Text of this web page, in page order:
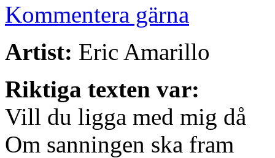
Kommentera gärna
Artist: Eric Amarillo
Riktiga texten var:
Vill du ligga med mig då
Om sanningen ska fram